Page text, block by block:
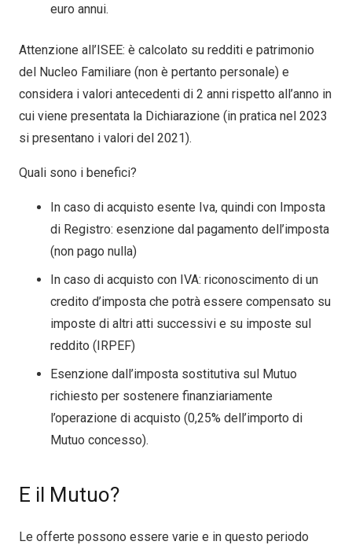
euro annui.
Attenzione all’ISEE: è calcolato su redditi e patrimonio
del Nucleo Familiare (non è pertanto personale) e
considera i valori antecedenti di 2 anni rispetto all’anno in
cui viene presentata la Dichiarazione (in pratica nel 2023
si presentano i valori del 2021).
Quali sono i benefici?
In caso di acquisto esente Iva, quindi con Imposta
di Registro: esenzione dal pagamento dell’imposta
(non pago nulla)
In caso di acquisto con IVA: riconoscimento di un
credito d’imposta che potrà essere compensato su
imposte di altri atti successivi e su imposte sul
reddito (IRPEF)
Esenzione dall’imposta sostitutiva sul Mutuo
richiesto per sostenere finanziariamente
l’operazione di acquisto (0,25% dell’importo di
Mutuo concesso).
E il Mutuo?
Le offerte possono essere varie e in questo periodo